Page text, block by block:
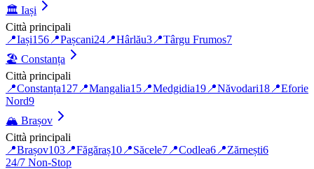
🏛️ Iași
Città principali
📍Iași156 📍Pașcani24 📍Hârlău3 📍Târgu Frumos7
🏖️ Constanța
Città principali
📍Constanța127 📍Mangalia15 📍Medgidia19 📍Năvodari18 📍Eforie
Nord9
🏔️ Brașov
Città principali
📍Brașov103 📍Făgăraș10 📍Săcele7 📍Codlea6 📍Zărnești6
24/7 Non-Stop